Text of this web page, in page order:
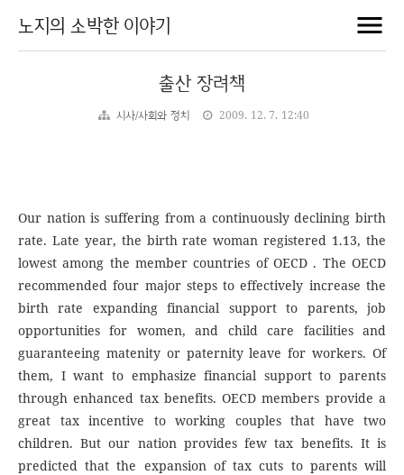
노지의 소박한 이야기
출산 장려책
시사/사회와 정치 2009. 12. 7. 12:40
Our nation is suffering from a continuously declining birth
rate. Late year, the birth rate woman registered 1.13, the
lowest among the member countries of OECD . The OECD
recommended four major steps to effectively increase the
birth rate expanding financial support to parents, job
opportunities for women, and child care facilities and
guaranteeing matenity or paternity leave for workers. Of
them, I want to emphasize financial support to parents
through enhanced tax benefits. OECD members provide a
great tax incentive to working couples that have two
children. But our nation provides few tax benefits. It is
predicted that the expansion of tax cuts to parents will